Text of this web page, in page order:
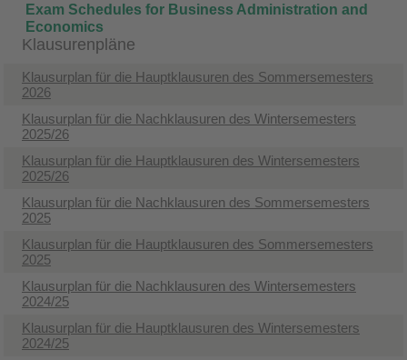
Exam Schedules for Business Administration and
Economics​
Klausurenpläne
Klausurplan für die Hauptklausuren des Sommersemesters
2026
Klausurplan für die Nachklausuren des Wintersemesters
2025/26
Klausurplan für die Hauptklausuren des Wintersemesters
2025/26
Klausurplan für die Nachklausuren des Sommersemesters
2025
Klausurplan für die Hauptklausuren des Sommersemesters
2025
Klausurplan für die Nachklausuren des Wintersemesters
2024/25
Klausurplan für die Hauptklausuren des Wintersemesters
2024/25